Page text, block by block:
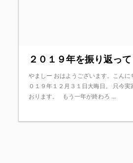
２０１９年を振り返って
やましー おはようございます。こん
０１９年１２月３１日大晦日。 只今
おります。 もう一年が終わろ ...